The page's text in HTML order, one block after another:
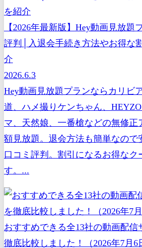
【2026年最新版】Hey動画見放題
評判│入退会手続き方法やお得な
介
2026.6.3
Hey動画見放題プランならカリビ
道、ハメ撮りケンちゃん、
マ、天然娘、一番槍などの無修正
額見放題。退会方法も簡単なので
口コミ評判。割引になるお得なク
す。...
おすすめできる全13社の動画配信
徹底比較しました！（2026年7月6